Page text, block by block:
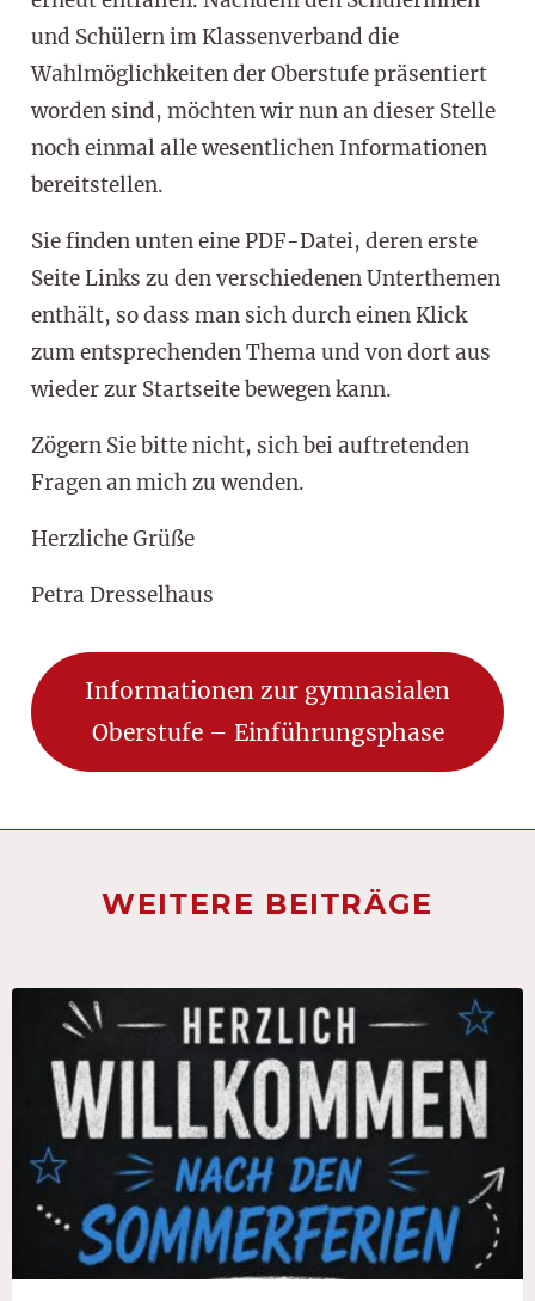
und Schülern im Klassenverband die
Wahlmöglichkeiten der Oberstufe präsentiert
worden sind, möchten wir nun an dieser Stelle
noch einmal alle wesentlichen Informationen
bereitstellen.
Sie finden unten eine PDF-Datei, deren erste
Seite Links zu den verschiedenen Unterthemen
enthält, so dass man sich durch einen Klick
zum entsprechenden Thema und von dort aus
wieder zur Startseite bewegen kann.
Zögern Sie bitte nicht, sich bei auftretenden
Fragen an mich zu wenden.
Herzliche Grüße
Petra Dresselhaus
Informationen zur gymnasialen
Oberstufe – Einführungsphase
WEITERE BEITRÄGE